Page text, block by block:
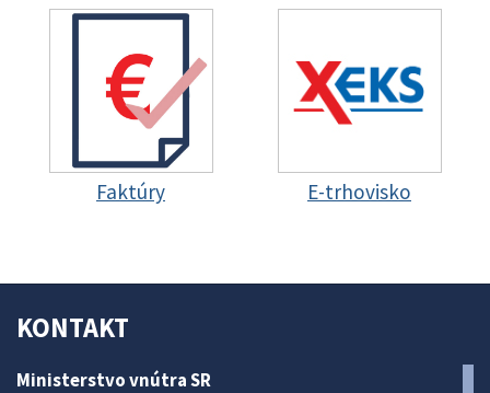
Faktúry E-trhovisko
KONTAKT
Ministerstvo vnútra SR